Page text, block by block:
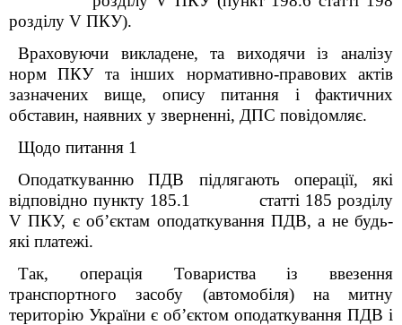
розділу V ПКУ).
Враховуючи викладене, та виходячи із аналізу
норм ПКУ та інших нормативно-правових актів
зазначених вище, опису питання і фактичних
обставин, наявних у зверненні, ДПС повідомляє.
Щодо питання 1
Оподаткуванню ПДВ підлягають операції, які
відповідно пункту 185.1 статті 185 розділу
V ПКУ, є об’єктам оподаткування ПДВ, а не будь-
які платежі.
Так, операція Товариства із ввезення
транспортного засобу (автомобіля) на митну
територію України є об’єктом оподаткування ПДВ і